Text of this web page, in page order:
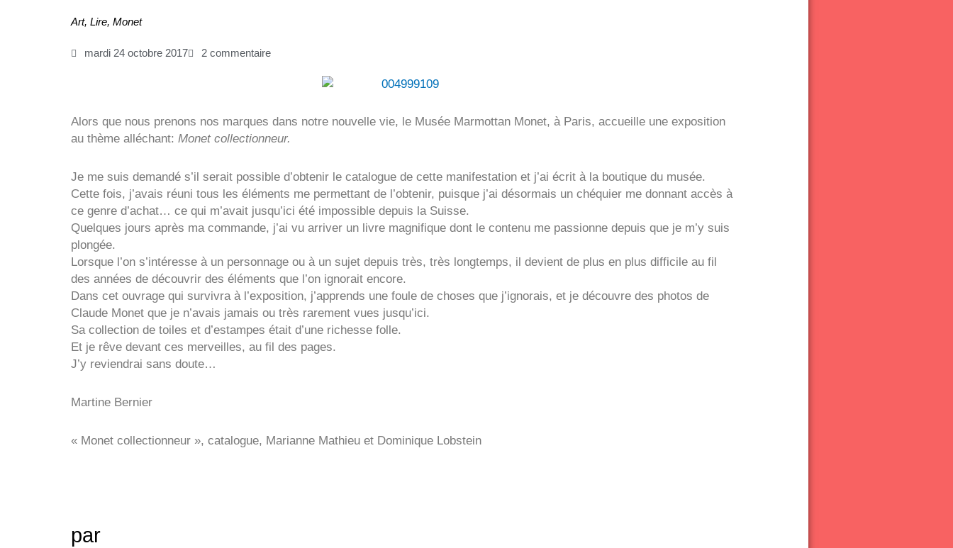
Art, Lire, Monet
mardi 24 octobre 2017 2 commentaire
Alors que nous prenons nos marques dans notre nouvelle vie, le Musée Marmottan Monet, à Paris, accueille une exposition
au thème alléchant: Monet collectionneur.
Je me suis demandé s’il serait possible d’obtenir le catalogue de cette manifestation et j’ai écrit à la boutique du musée.
Cette fois, j’avais réuni tous les éléments me permettant de l’obtenir, puisque j’ai désormais un chéquier me donnant accès à
ce genre d’achat… ce qui m’avait jusqu’ici été impossible depuis la Suisse.
Quelques jours après ma commande, j’ai vu arriver un livre magnifique dont le contenu me passionne depuis que je m’y suis
plongée.
Lorsque l’on s’intéresse à un personnage ou à un sujet depuis très, très longtemps, il devient de plus en plus difficile au fil
des années de découvrir des éléments que l’on ignorait encore.
Dans cet ouvrage qui survivra à l’exposition, j’apprends une foule de choses que j’ignorais, et je découvre des photos de
Claude Monet que je n’avais jamais ou très rarement vues jusqu’ici.
Sa collection de toiles et d’estampes était d’une richesse folle.
Et je rêve devant ces merveilles, au fil des pages.
J’y reviendrai sans doute…
Martine Bernier
« Monet collectionneur », catalogue, Marianne Mathieu et Dominique Lobstein
par